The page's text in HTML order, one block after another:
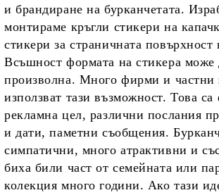
и брандиране на бурканчетата.
монтираме кръгли стикери на
стикери за страничната повърхност
Всъшност формата на стикера може
произволна. Много фирми и частни
използват тази възможност. Това
рекламна цел, различни послания
и дати, паметни съобщения.
симпатични, много атрактивни и
биха били част от семейната или
колекция много години. Ако тази